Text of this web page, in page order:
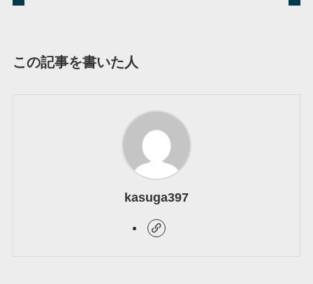
この記事を書いた人
kasuga397